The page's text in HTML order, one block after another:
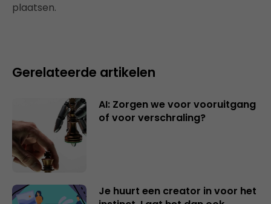
plaatsen.
Gerelateerde artikelen
AI: Zorgen we voor vooruitgang
of voor verschraling?
Je huurt een creator in voor het